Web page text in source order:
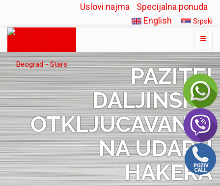
Uslovi najma
Specijalna ponuda
English
Srpski
PAZITE!
DALJINSKO
OTKLJUCAVANJE
NA UDARU
HAKERA